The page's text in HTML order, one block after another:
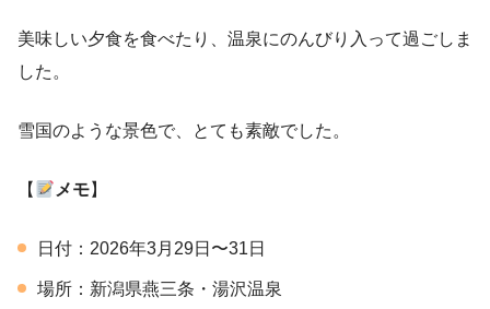
美味しい夕食を食べたり、温泉にのんびり入って過ごしま
した。
雪国のような景色で、とても素敵でした。
【 メモ】
日付：2026年3月29日〜31日
場所：新潟県燕三条・湯沢温泉